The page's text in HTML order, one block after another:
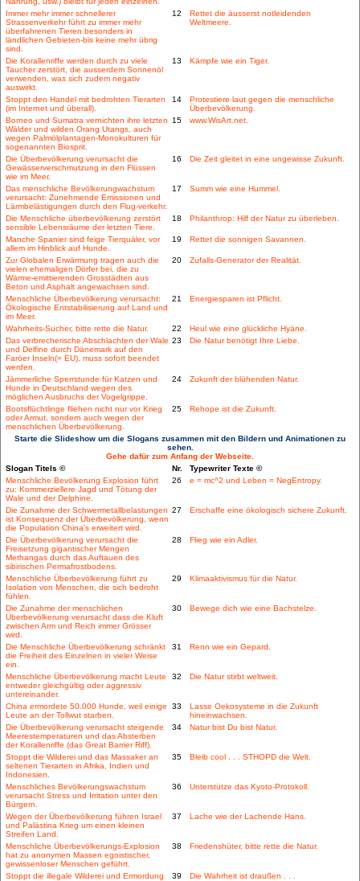
Immer mehr immer schnellerer
Strassenverkehr führt zu immer mehr
überfahrenen Tieren besonders in
ländlichen Gebieten-bis keine mehr übrig
sind.
12
Rettet die äusserst notleidenden
Weltmeere.
Die Korallenriffe werden durch zu viele
Taucher zerstört, die ausserdem Sonnenöl
verwenden, was sich zudem negativ
auswirkt.
13 Kämpfe wie ein Tiger.
Stoppt den Handel mit bedrohten Tierarten
(im Internet und überall).
14
Protestiere laut gegen die menschliche
Überbevölkerung.
Borneo und Sumatra vernichten ihre letzten
Wälder und wilden Orang Utangs, auch
wegen Palmölplantagen-Monokulturen für
sogenannten Biosprit.
15 www.WisArt.net.
Die Überbevölkerung verursacht die
Gewässerverschmutzung in den Flüssen
wie im Meer.
16 Die Zeit gleitet in eine ungewisse Zukunft.
Das menschliche Bevölkerungwachstum
verursacht: Zunehmende Emissionen und
Lärmbelästigungen durch den Flug-verkehr.
17 Summ wie eine Hummel.
Die Menschliche überbevölkerung zerstört
sensible Lebensräume der letzten Tiere.
18 Philanthrop: Hilf der Natur zu überleben.
Manche Spanier sind feige Tierquäler, vor
allem im Hinblick auf Hunde.
19 Rettet die sonnigen Savannen.
Zur Globalen Erwärmung tragen auch die
vielen ehemaligen Dörfer bei, die zu
Wärme-emittierenden Grosstädten aus
Beton und Asphalt angewachsen sind.
20 Zufalls-Generator der Realität.
Menschliche Überbevölkerung verursacht:
Ökologische Entstabilisierung auf Land und
im Meer.
21 Energiesparen ist Pflicht.
Wahrheits-Sucher, bitte rette die Natur. 22
Heul wie eine glückliche Hyäne.
Das verbrecherische Abschlachten der Wale
und Delfine durch Dänemark auf den
Faröer Inseln(= EU), muss sofort beendet
werden.
23 Die Natur benötigt Ihre Liebe.
Jämmerliche Sperrstunde für Katzen und
Hunde in Deutschland wegen des
möglichen Ausbruchs der Vogelgrippe.
24 Zukunft der blühenden Natur.
Bootsflüchtlinge fliehen nicht nur vor Krieg
oder Armut, sondern auch wegen der
menschlichen Überbevölkerung.
25 Rehope ist die Zukunft.
Starte die Slideshow um die Slogans zusammen mit den Bildern und Animationen zu
sehen.
Gehe dafür zum Anfang der Webseite.
Slogan Titels ©
Nr.
Typewriter Texte ©
Menschliche Bevölkerung Explosion führt
zu: Kommerziellere Jagd und Tötung der
Wale und der Delphine.
26 e = mc^2 und Leben = NegEntropy.
Die Zunahme der Schwermetallbelastungen
ist Konsequenz der Überbevölkerung, wenn
die Population China's erweitert wird.
27 Erschaffe eine ökologisch sichere Zukunft.
Die Überbevölkerung verursacht die
Freisetzung gigantischer Mengen
Methangas durch das Auftauen des
sibirischen Permafrostbodens.
28 Flieg wie ein Adler.
Menschliche Überbevölkerung führt zu
Isolation von Menschen, die sich bedroht
fühlen.
29 Klimaaktivismus für die Natur.
Die Zunahme der menschlichen
Überbevölkerung verursacht dass die Kluft
zwischen Arm und Reich immer Grösser
wird.
30 Bewege dich wie eine Bachstelze.
Die Menschliche Überbevölkerung schränkt
die Freiheit des Einzelnen in vieler Weise
ein.
31 Renn wie ein Gepard.
Menschliche Überbevölkerung macht Leute
entweder gleichgültig oder aggressiv
untereinander.
32 Die Natur stirbt weltweit.
China ermordete 50.000 Hunde, weil einige
Leute an der Tollwut starben.
33
Lasse Oekosysteme in die Zukunft
hineinwachsen.
Die Überbevölkerung verursacht steigende
Meerestemperaturen und das Absterben
der Korallenriffe (das Great Barrier Riff).
34 Natur bist Du bist Natur.
Stoppt die Wilderei und das Massaker an
seltenen Tierarten in Afrika, Indien und
Indonesien.
35 Bleib cool . . . STHOPD die Welt.
Menschliches Bevölkerungswachstum
verursacht Stress und Irritation unter den
Bürgern.
36 Unterstütze das Kyoto-Protokoll.
Wegen der Überbevölkerung führen Israel
und Palästina Krieg um einen kleinen
Streifen Land.
37 Lache wie der Lachende Hans.
Menschliche Überbevölkerungs-Explosion
hat zu anonymen Massen egoistischer,
gewissenloser Menschen geführt.
38 Friedenshüter, bitte rette die Natur.
Stoppt die illegale Wilderei und Ermordung
39 Die Wahrheit ist draußen . . .